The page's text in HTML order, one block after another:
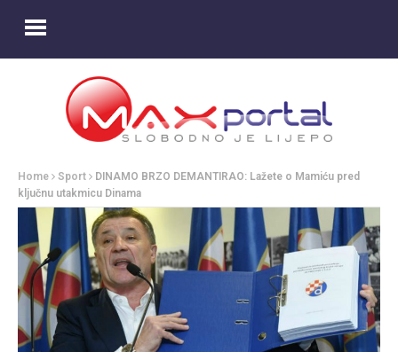
Home Sport
DINAMO BRZO DEMANTIRAO: Lažete o Mamiću pred
ključnu utakmicu Dinama